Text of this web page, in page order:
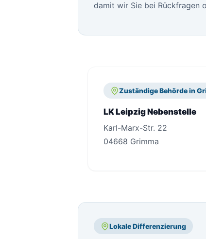
damit wir Sie bei Rückfragen
Zuständige Behörde in
LK Leipzig Nebenstelle
Karl-Marx-Str. 22
04668 Grimma
Lokale Differenzierung